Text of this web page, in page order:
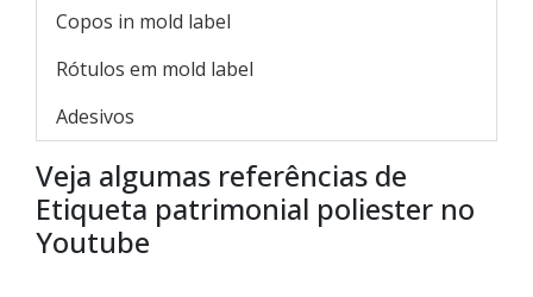
Copos in mold label
Rótulos em mold label
Adesivos
Veja algumas referências de
Etiqueta patrimonial poliester no
Youtube